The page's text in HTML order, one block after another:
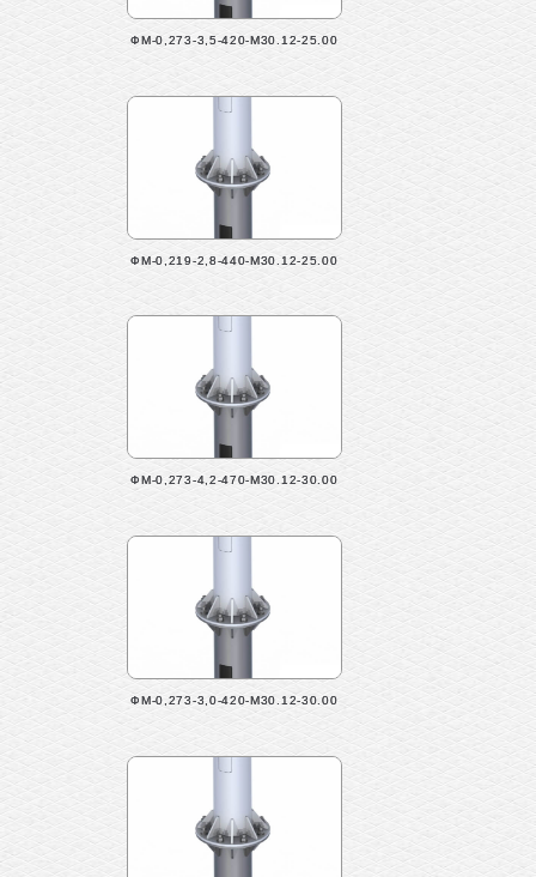
ФМ-0,273-3,5-420-М30.12-25.00
ФМ-0,219-2,8-440-М30.12-25.00
ФМ-0,273-4,2-470-М30.12-30.00
ФМ-0,273-3,0-420-М30.12-30.00